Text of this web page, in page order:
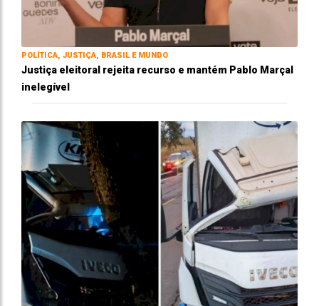
POLÍTICA, JUSTIÇA, BRASIL E MUNDO
Justiça eleitoral rejeita recurso e mantém Pablo Marçal
inelegível